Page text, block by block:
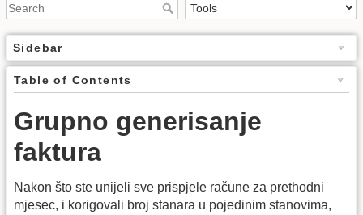
Sidebar
Table of Contents
Grupno generisanje
faktura
Nakon što ste unijeli sve prispjele račune za prethodni
mjesec, i korigovali broj stanara u pojedinim stanovima,